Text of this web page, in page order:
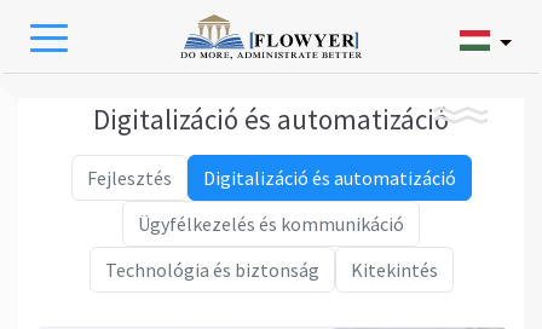
Digitalizáció és automatizáció
Fejlesztés
Digitalizáció és automatizáció
Ügyfélkezelés és kommunikáció
Technológia és biztonság
Kitekintés